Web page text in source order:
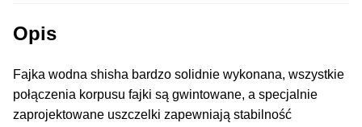
50% Indica i 50% Sativa
Mix Paczki i Zestawy
Duże Oryginalne Opakowania
Opis
Fajka wodna shisha bardzo solidnie wykonana, wszystkie
połączenia korpusu fajki są gwintowane, a specjalnie
zaprojektowane uszczelki zapewniają stabilność